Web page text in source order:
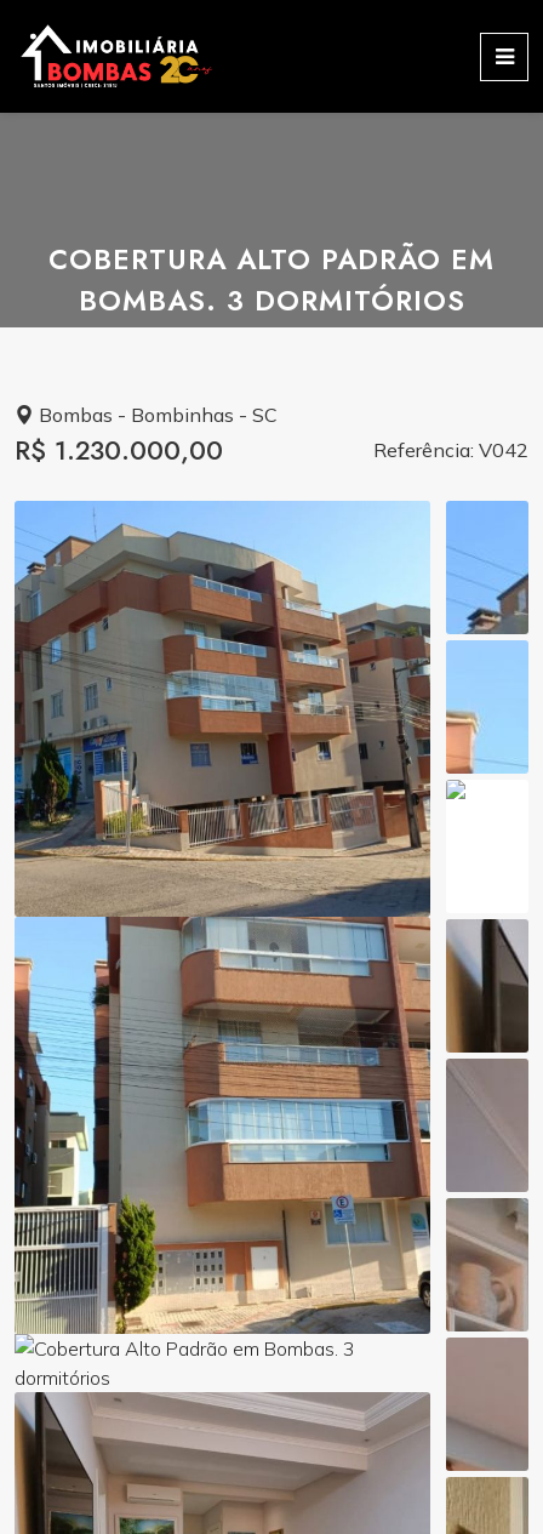
COBERTURA ALTO PADRÃO EM
BOMBAS. 3 DORMITÓRIOS
Bombas - Bombinhas - SC
R$ 1.230.000,00 Referência: V042